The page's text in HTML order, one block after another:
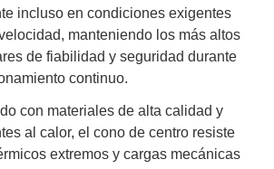
incluso en condiciones exigentes
manteniendo los más altos
de fiabilidad y seguridad durante
continuo.
con materiales de alta calidad y
al calor, el cono de centro resiste
extremos y cargas mecánicas